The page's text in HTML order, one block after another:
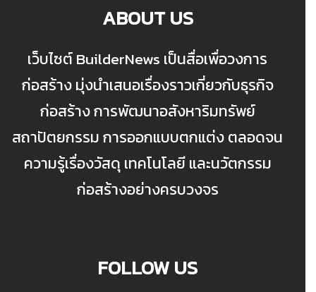
ABOUT US
เว็บไซต์ BuilderNews เป็นสื่อเพื่อวงการ
ก่อสร้าง มุ่งนำเสนอเรื่องราวเกี่ยวกับธุรกิจ
ก่อสร้าง การพัฒนาอสังหาริมทรัพย์
สถาปัตยกรรม การออกแบบตกแต่ง ตลอดจน
ความรู้เรื่องวัสดุ เทคโนโลยี และนวัตกรรม
ก่อสร้างอย่างครบวงจร
FOLLOW US